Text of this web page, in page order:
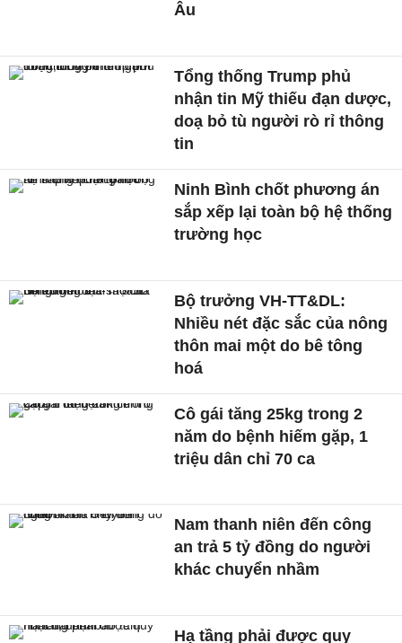
Âu
Tổng thống Trump phủ
nhận tin Mỹ thiếu đạn dược,
doạ bỏ tù người rò rỉ thông
tin
Ninh Bình chốt phương án
sắp xếp lại toàn bộ hệ thống
trường học
Bộ trưởng VH-TT&DL:
Nhiều nét đặc sắc của nông
thôn mai một do bê tông
hoá
Cô gái tăng 25kg trong 2
năm do bệnh hiếm gặp, 1
triệu dân chỉ 70 ca
Nam thanh niên đến công
an trả 5 tỷ đồng do người
khác chuyển nhầm
Hạ tầng phải được quy